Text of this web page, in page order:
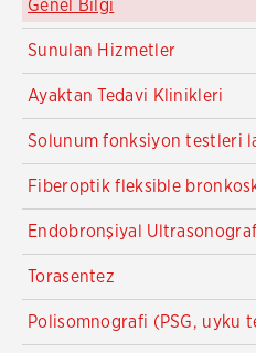
Genel Bilgi
Sunulan Hizmetler
Ayaktan Tedavi Klinikleri
Solunum fonksiyon testleri
Fiberoptik fleksible
Endobronşiyal
Torasentez
Polisomnografi (PSG, uyku